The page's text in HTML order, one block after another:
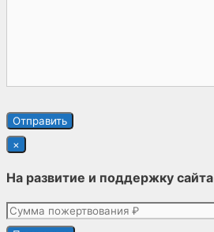
×
На развитие и поддержку сайта